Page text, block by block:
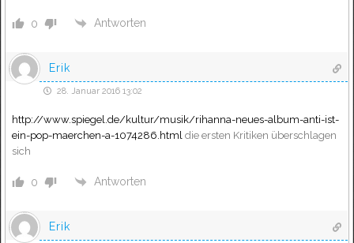
0 Antworten
Erik
28. Januar 2016 13:02
http://www.spiegel.de/kultur/musik/rihanna-neues-album-anti-ist-
ein-pop-maerchen-a-1074286.html die ersten Kritiken überschlagen
sich
0 Antworten
Erik